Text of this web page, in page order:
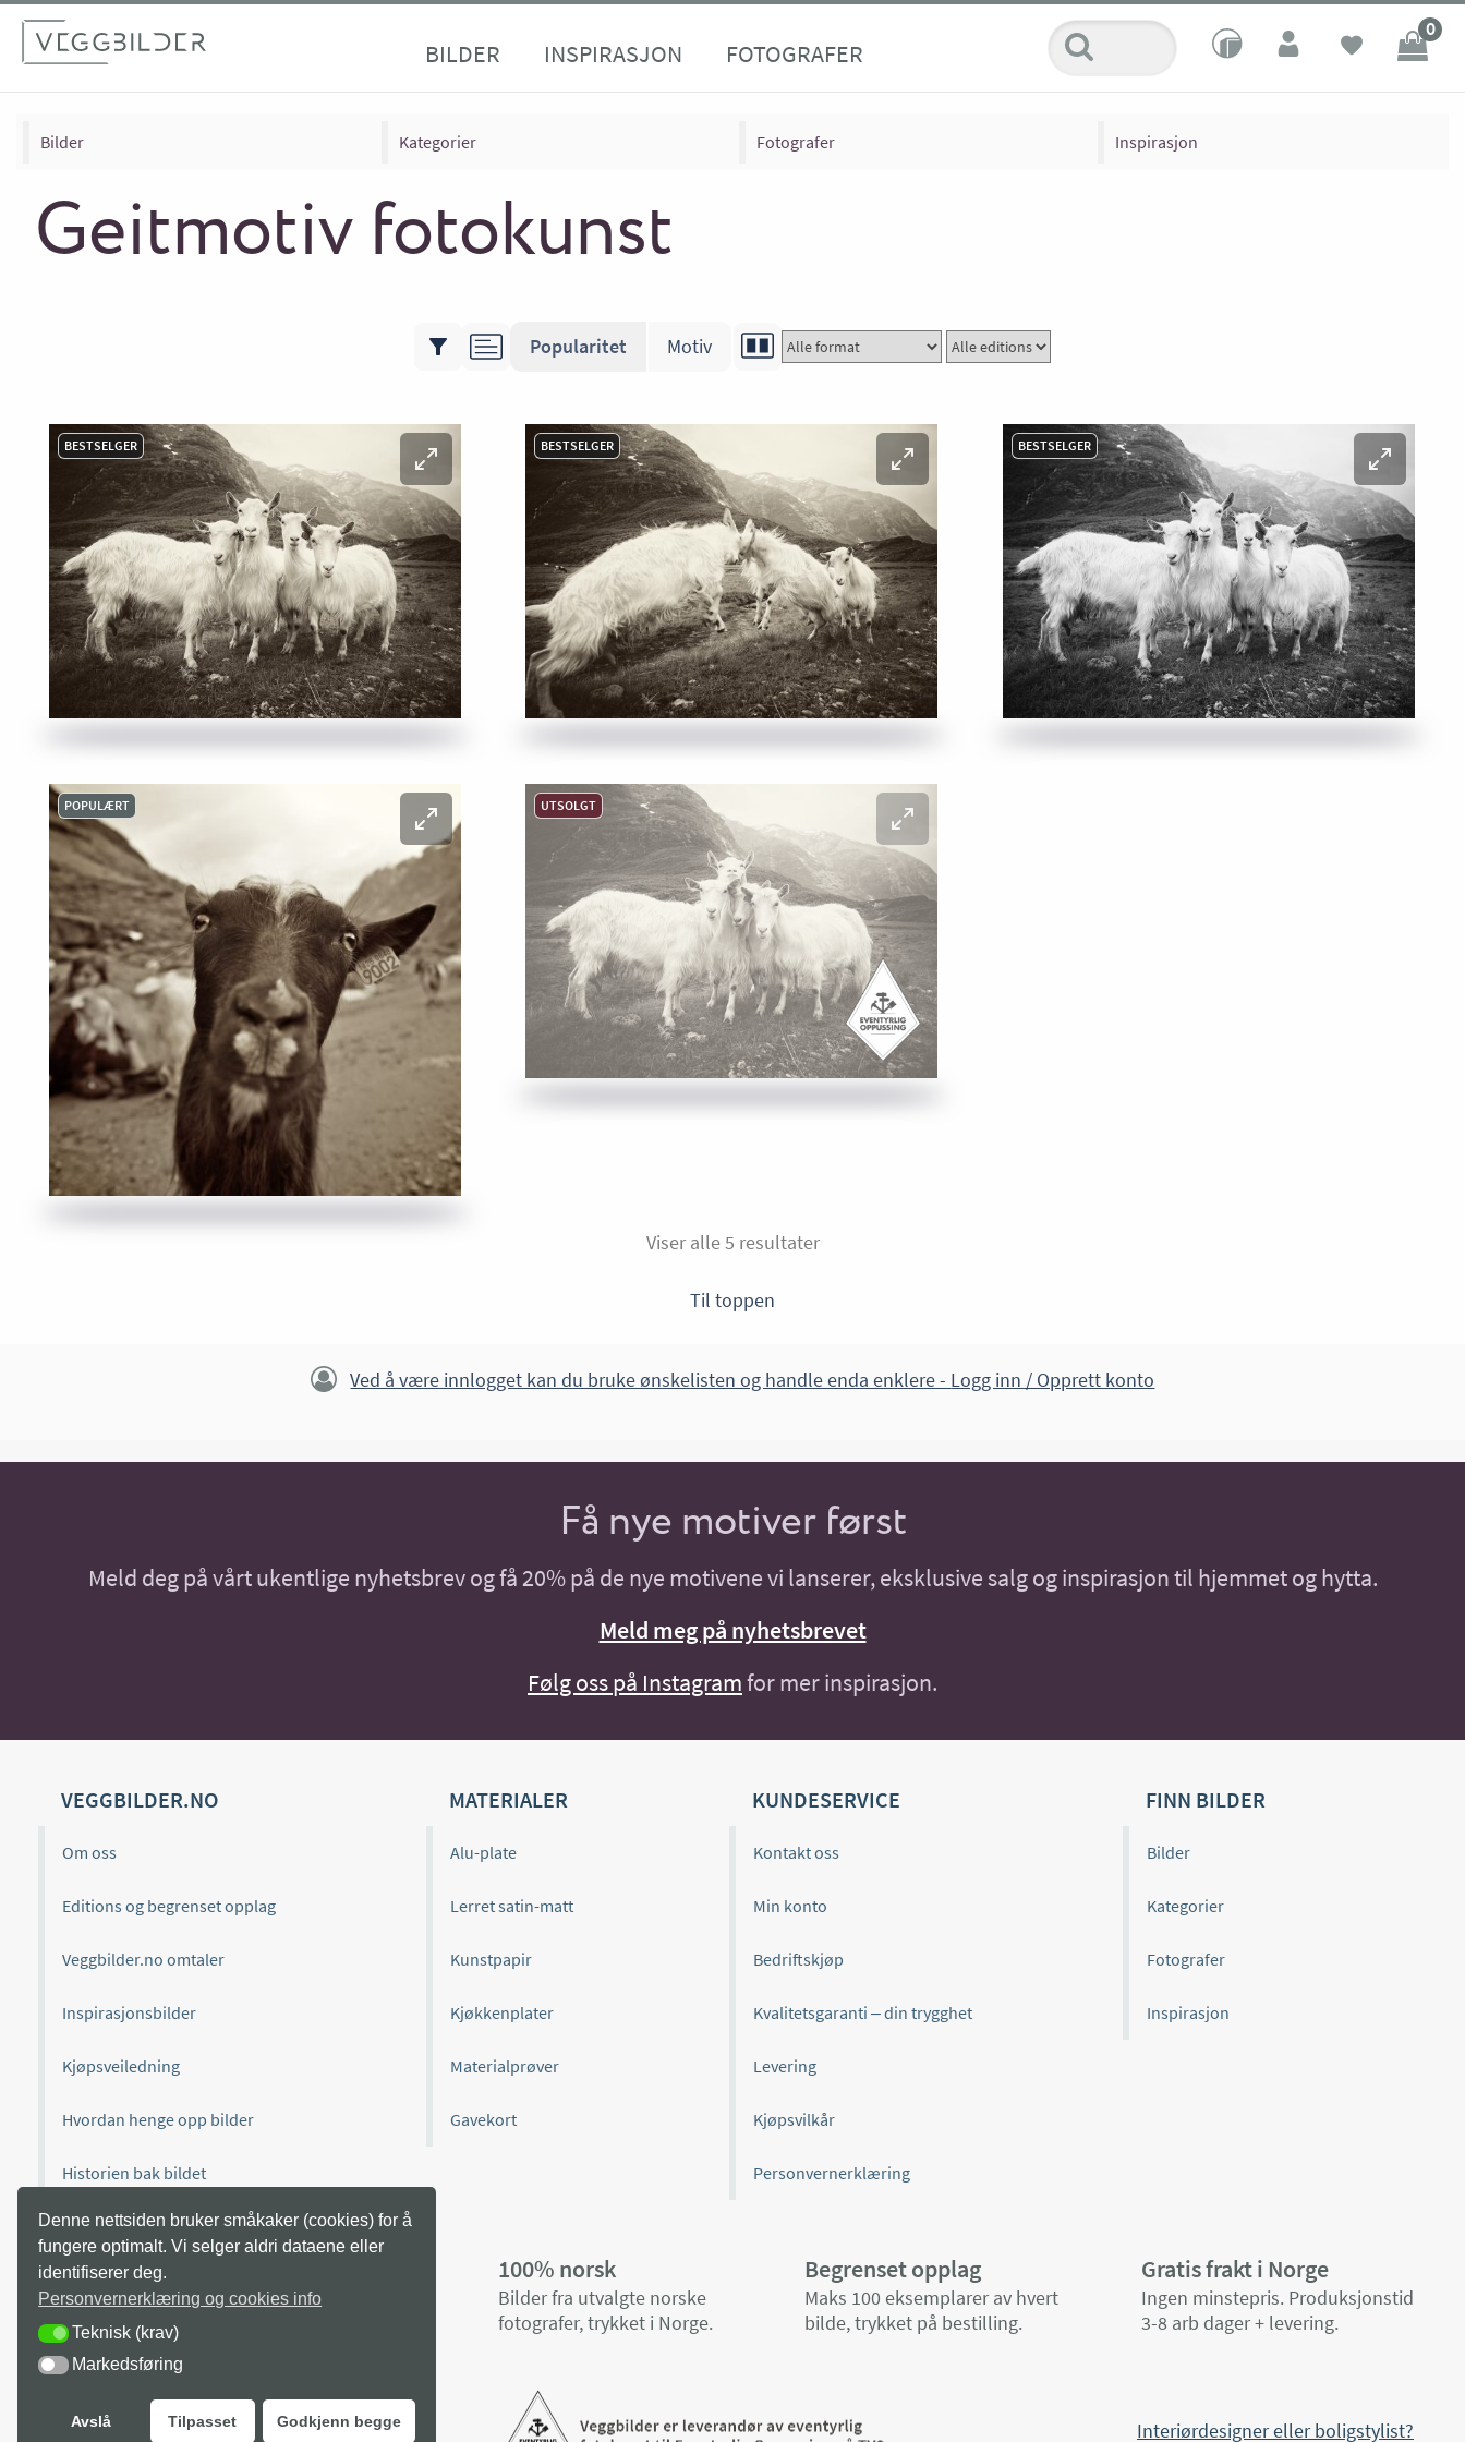
BILDER INSPIRASJON FOTOGRAFER
0
Bilder Kategorier Fotografer Inspirasjon
Geitmotiv fotokunst
Popularitet Motiv
BESTSELGER BESTSELGER BESTSELGER
POPULÆRT UTSOLGT
Viser alle 5 resultater
Til toppen
Ved å være innlogget kan du bruke ønskelisten og handle enda enklere - Logg inn / Opprett konto
Få nye motiver først
Meld deg på vårt ukentlige nyhetsbrev og få 20% på de nye motivene vi lanserer, eksklusive salg og inspirasjon til hjemmet og hytta.
Meld meg på nyhetsbrevet
Følg oss på Instagramfor mer inspirasjon.
VEGGBILDER.NO
Om oss
Editions og begrenset opplag
Veggbilder.no omtaler
Inspirasjonsbilder
Kjøpsveiledning
Hvordan henge opp bilder
Historien bak bildet
MATERIALER
Alu-plate
Lerret satin-matt
Kunstpapir
Kjøkkenplater
Materialprøver
Gavekort
KUNDESERVICE
Kontakt oss
Min konto
Bedriftskjøp
Kvalitetsgaranti – din trygghet
Levering
Kjøpsvilkår
Personvernerklæring
FINN BILDER
Bilder
Kategorier
Fotografer
Inspirasjon
Ukomplisert
Kompromissløs kvalitet med garanti, enkel
bestilling og ukomplisert kundeservice.
100% norsk
Bilder fra utvalgte norske
fotografer, trykket i Norge.
Begrenset opplag
Maks 100 eksemplarer av hvert
bilde, trykket på bestilling.
Gratis frakt i Norge
Ingen minstepris. Produksjonstid
3-8 arb dager + levering.
Interiørdesigner eller boligstylist?
Denne nettsiden bruker småkaker (cookies) for å
fungere optimalt. Vi selger aldri dataene eller
identifiserer deg.
Personvernerklæring og cookies info
TEKNISK (KRAV)
Teknisk (krav)
MARKEDSFØRING
Markedsføring
Avslå Tilpasset Godkjenn begge